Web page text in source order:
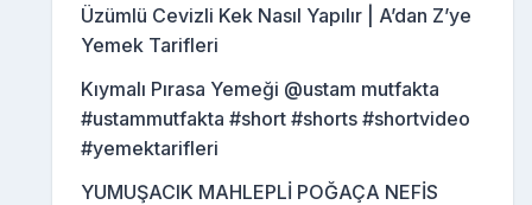
Üzümlü Cevizli Kek Nasıl Yapılır | A’dan Z’ye
Yemek Tarifleri
Kıymalı Pırasa Yemeği @ustam mutfakta
#ustammutfakta #short #shorts #shortvideo
#yemektarifleri
YUMUŞACIK MAHLEPLİ POĞAÇA NEFİS